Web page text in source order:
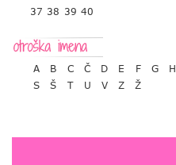
37 38 39 40
A B C Č D E F G H
S
Š T U V Z Ž